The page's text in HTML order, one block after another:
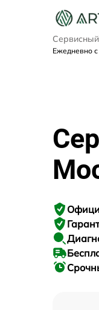
Ежедневно